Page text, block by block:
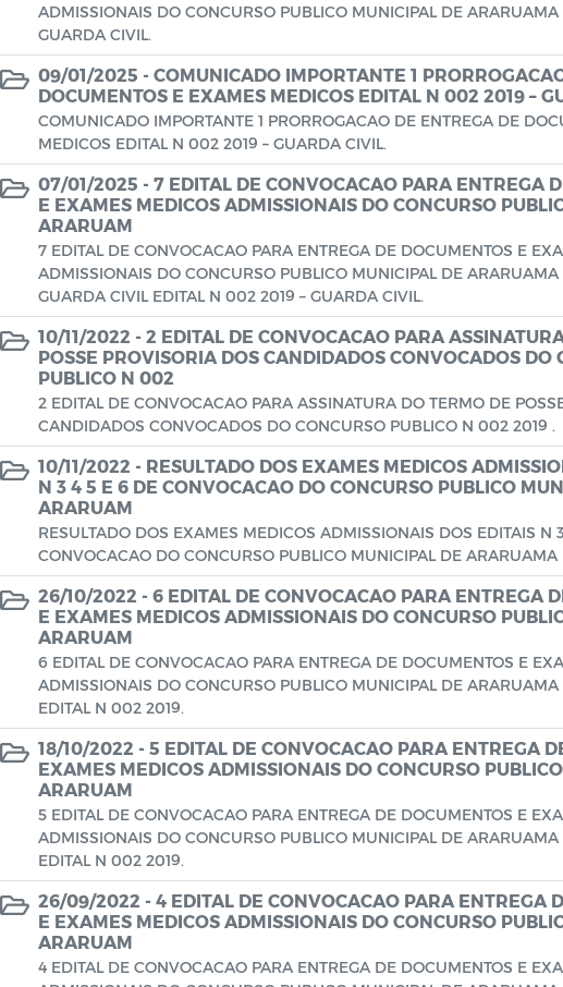
ADMISSIONAIS DO CONCURSO PUBLICO MUNICIPAL DE
GUARDA CIVIL.
09/01/2025 - COMUNICADO IMPORTANTE 1
DOCUMENTOS E EXAMES MEDICOS EDITAL N 002 2019 –
COMUNICADO IMPORTANTE 1 PRORROGACAO DE ENTREGA DE
MEDICOS EDITAL N 002 2019 – GUARDA CIVIL.
07/01/2025 - 7 EDITAL DE CONVOCACAO PARA ENTREGA
E EXAMES MEDICOS ADMISSIONAIS DO CONCURSO
ARARUAM
7 EDITAL DE CONVOCACAO PARA ENTREGA DE DOCUMENTOS E
ADMISSIONAIS DO CONCURSO PUBLICO MUNICIPAL DE
GUARDA CIVIL EDITAL N 002 2019 – GUARDA CIVIL.
10/11/2022 - 2 EDITAL DE CONVOCACAO PARA
POSSE PROVISORIA DOS CANDIDADOS CONVOCADOS DO
PUBLICO N 002
2 EDITAL DE CONVOCACAO PARA ASSINATURA DO TERMO DE
CANDIDADOS CONVOCADOS DO CONCURSO PUBLICO N 002 2019 .
10/11/2022 - RESULTADO DOS EXAMES MEDICOS
N 3 4 5 E 6 DE CONVOCACAO DO CONCURSO PUBLICO
ARARUAM
RESULTADO DOS EXAMES MEDICOS ADMISSIONAIS DOS EDITAIS N
CONVOCACAO DO CONCURSO PUBLICO MUNICIPAL DE
26/10/2022 - 6 EDITAL DE CONVOCACAO PARA ENTREGA
E EXAMES MEDICOS ADMISSIONAIS DO CONCURSO
ARARUAM
6 EDITAL DE CONVOCACAO PARA ENTREGA DE DOCUMENTOS E
ADMISSIONAIS DO CONCURSO PUBLICO MUNICIPAL DE
EDITAL N 002 2019.
18/10/2022 - 5 EDITAL DE CONVOCACAO PARA ENTREGA
EXAMES MEDICOS ADMISSIONAIS DO CONCURSO
ARARUAM
5 EDITAL DE CONVOCACAO PARA ENTREGA DE DOCUMENTOS E
ADMISSIONAIS DO CONCURSO PUBLICO MUNICIPAL DE
EDITAL N 002 2019.
26/09/2022 - 4 EDITAL DE CONVOCACAO PARA ENTREGA
E EXAMES MEDICOS ADMISSIONAIS DO CONCURSO
ARARUAM
4 EDITAL DE CONVOCACAO PARA ENTREGA DE DOCUMENTOS E